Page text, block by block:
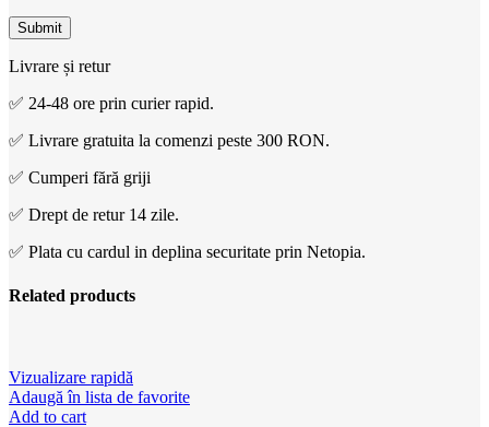
Livrare și retur
✅ 24-48 ore prin curier rapid.
✅ Livrare gratuita la comenzi peste 300 RON.
✅ Cumperi fără griji
✅ Drept de retur 14 zile.
✅ Plata cu cardul in deplina securitate prin Netopia.
Related products
Vizualizare rapidă
Adaugă în lista de favorite
Add to cart